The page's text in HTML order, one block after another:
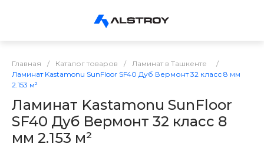
Главная / Каталог товаров / Ламинат в Ташкенте
/
Ламинат Kastamonu SunFloor SF40 Дуб Вермонт 32 класс 8 мм
2.153 м²
Ламинат Kastamonu SunFloor
SF40 Дуб Вермонт 32 класс 8
мм 2.153 м²